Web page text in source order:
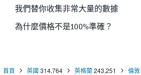
我們替你收集非常大量的數據
為什麼價格不是100%準確？
首頁 英國 314,764 英格蘭 243,251 倫敦